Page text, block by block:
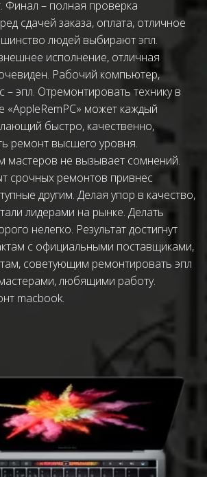
Финал – полная проверка
сдачей заказа, оплата, отличное
людей выбирают эпл.
исполнение, отличная
Рабочий компьютер,
– эпл. Отремонтировать технику в
«AppleRemPC» может каждый
быстро, качественно,
ремонт высшего уровня.
мастеров не вызывает сомнений.
срочных ремонтов привнес
другим. Делая упор в качество,
лидерами на рынке. Делать
нелегко. Результат достигнут
с официальными поставщиками,
советующим ремонтировать эпл
любящими работу.
macbook.